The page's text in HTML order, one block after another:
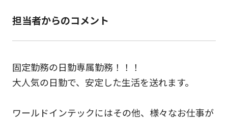
担当者からのコメント
固定勤務の日勤専属勤務！！！
大人気の日勤で、安定した生活を送れます。
ワールドインテックにはその他、様々なお仕事が